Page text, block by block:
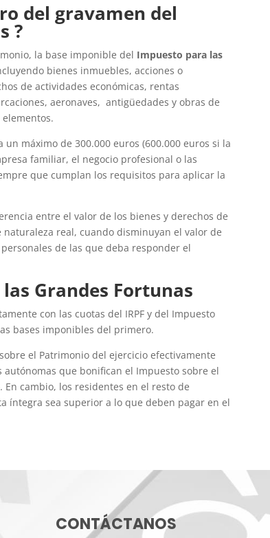
del gravamen del
?
la base imponible del Impuesto para las
bienes inmuebles, acciones o
de actividades económicas, rentas
aeronaves, antigüedades y obras de
máximo de 300.000 euros (600.000 euros si la
familiar, el negocio profesional o las
que cumplan los requisitos para aplicar la
entre el valor de los bienes y derechos de
real, cuando disminuyan el valor de
de las que deba responder el
Grandes Fortunas
con las cuotas del IRPF y del Impuesto
bases imponibles del primero.
el Patrimonio del ejercicio efectivamente
que bonifican el Impuesto sobre el
cambio, los residentes en el resto de
íntegra sea superior a lo que deben pagar en el
CONTÁCTANOS